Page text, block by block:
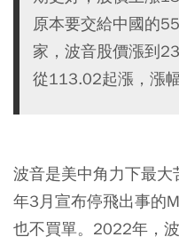
原本要交給中國的
家，波音股價漲到
從113.02起漲，漲幅
波音是美中角力下最
年3月宣布停飛出事的
也不買單。2022年，